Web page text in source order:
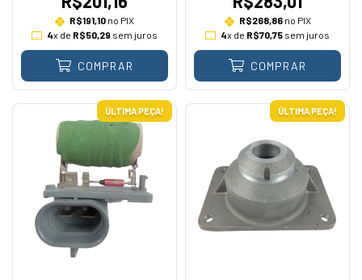
R$191,10 no PIX
4x de R$50,29 sem juros
COMPRAR
R$268,86no PIX
4x de R$70,75 sem juros
COMPRAR
ÚLTIMA PEÇA! ÚLTIMA PEÇA!